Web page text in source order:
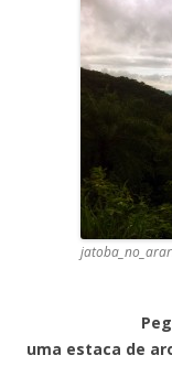
Pegou a
uma estaca de